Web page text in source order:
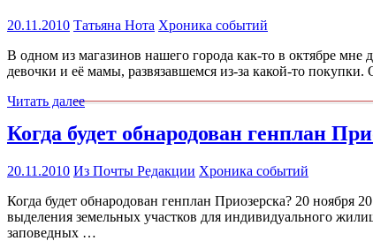
20.11.2010 Татьяна Нота Хроника событий
В одном из магазинов нашего города как-то в октябре мне
девочки и её мамы, развязавшемся из-за какой-то
Читать далее
Когда будет обнародован генплан
20.11.2010 Из Почты Редакции Хроника событий
Когда будет обнародован генплан Приозерска? 20
выделения земельных участков для индивидуального
заповедных …